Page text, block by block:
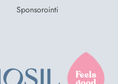
Sponsorointi